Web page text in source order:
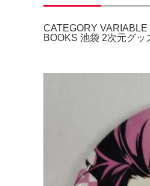
CATEGORY
BOOKS 池袋 2次元グ